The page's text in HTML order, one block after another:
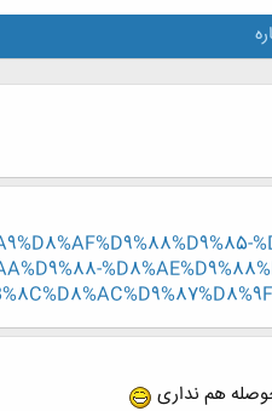
هم نداری